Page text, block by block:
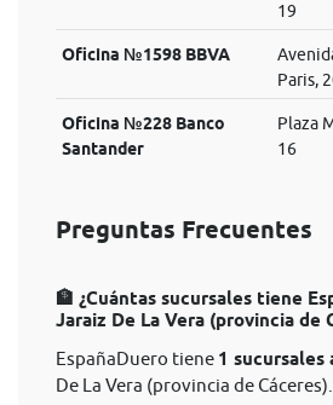
19
Oficina №1598 BBVA
Paris,
Oficina №228 Banco
Santander
Plaza
16
Preguntas Frecuentes
🏦 ¿Cuántas sucursales tiene
Jaraiz De La Vera (provincia de
EspañaDuero tiene 1 sucursales
De La Vera (provincia de Cáceres).